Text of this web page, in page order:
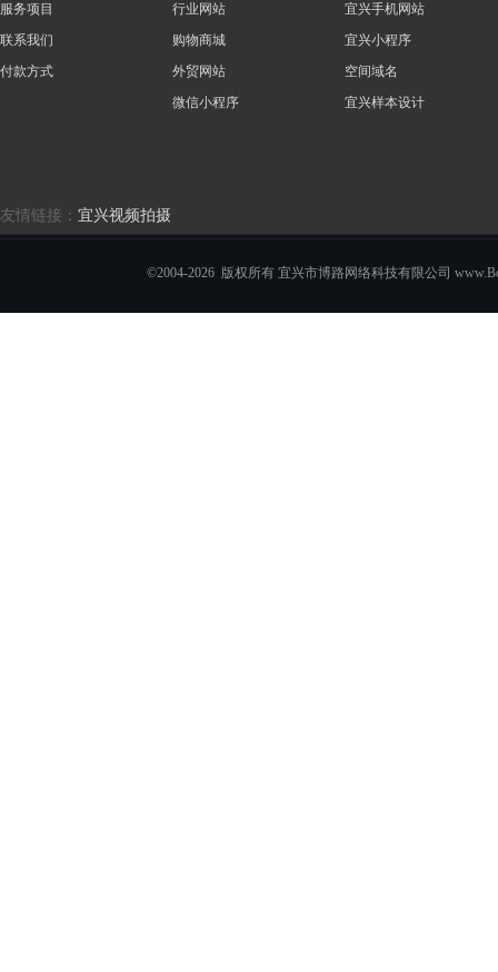
服务项目
联系我们
付款方式
行业网站
购物商城
外贸网站
微信小程序
宜兴手机网站
宜兴小程序
空间域名
宜兴样本设计
友情链接： 宜兴视频拍摄
©2004-2026 版权所有 宜兴市博路网络科技有限公司